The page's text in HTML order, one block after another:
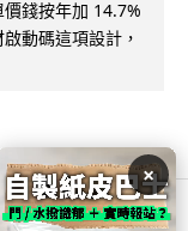
錢按年加 14.7%
動碼這項設計，
×